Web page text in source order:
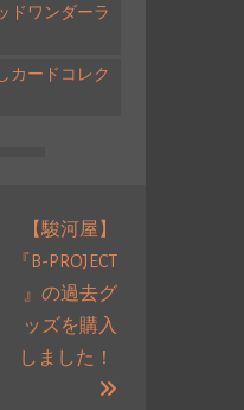
ドワンダーラ
カードコレク
【駿河屋】
『B-PROJECT
』の過去グ
ッズを購入
しました！
次